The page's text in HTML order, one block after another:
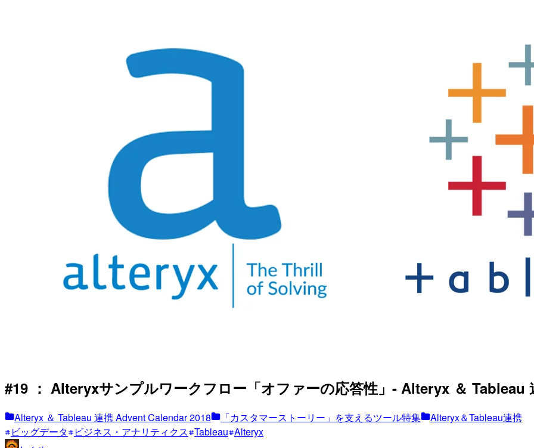
#19 ： Alteryxサンプルワークフロー「オファーの応答性」- Alteryx ＆ Tableau
Alteryx ＆ Tableau 連携 Advent Calendar 2018 「カスタマーストーリー」を支えるツール特集
Alteryx＆Tableau連携
ビッグデータ
ビジネス・アナリティクス Tableau Alteryx